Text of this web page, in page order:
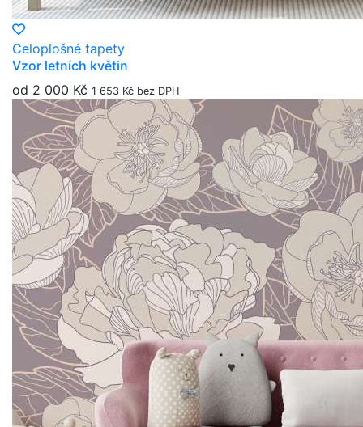
Celoplošné tapety
Vzor letních květin
od 2 000 Kč 1 653 Kč bez DPH